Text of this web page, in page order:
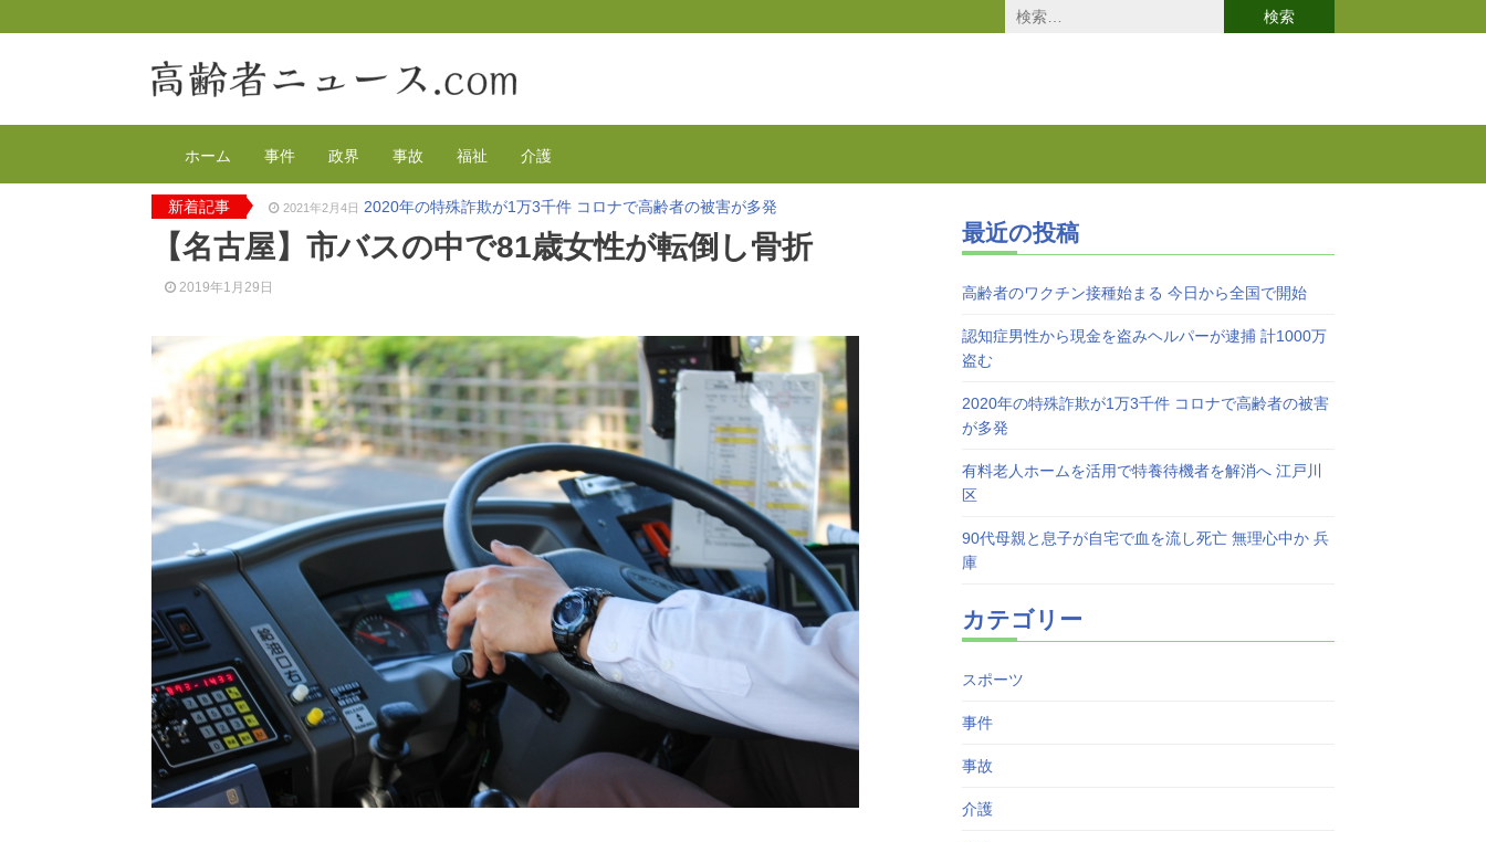
検
索:
ホーム 事件 政界 事故 福祉 介護
新着記事 2021年2月4日 2020年の特殊詐欺が1万3千件 コロナで高齢者の被害が多発
2020年12月14日 有料老人ホームを活用で特養待機者を解消へ 江戸川区
2020年12月8日 90代母親と息子が自宅で血を流し死亡 無理心中か 兵庫
2021年3月17日 認知症男性から現金を盗みヘルパーが逮捕 計1000万盗む
【名古屋】市バスの中で81歳女性が転倒し骨折
2019年1月29日
最近の投稿
高齢者のワクチン接種始まる 今日から全国で開始
認知症男性から現金を盗みヘルパーが逮捕 計1000万
盗む
2020年の特殊詐欺が1万3千件 コロナで高齢者の被害
が多発
有料老人ホームを活用で特養待機者を解消へ 江戸川
区
90代母親と息子が自宅で血を流し死亡 無理心中か 兵
庫
カテゴリー
スポーツ
事件
事故
介護